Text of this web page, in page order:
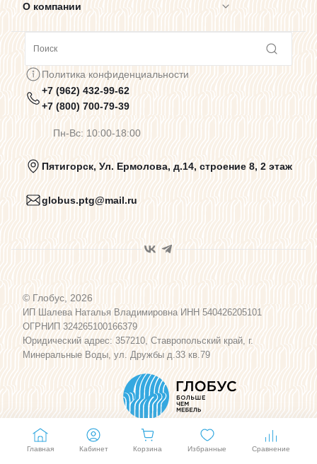
О компании
Предупреждения о цветопередаче
Политика конфиденциальности
Пользовательское соглашение
Программа лояльности
Карта сайта
Политика конфиденциальности
+7 (962) 432-99-62
+7 (800) 700-79-39
Пн-Вс: 10:00-18:00
Пятигорск, Ул. Ермолова, д.14, строение 8, 2 этаж
globus.ptg@mail.ru
© Глобус, 2026
ИП Шалева Наталья Владимировна ИНН 540426205101
ОГРНИП 324265100166379
Юридический адрес: 357210, Ставропольский край, г.
Минеральные Воды, ул. Дружбы д.33 кв.79
Главная Кабинет Корзина Избранные Сравнение